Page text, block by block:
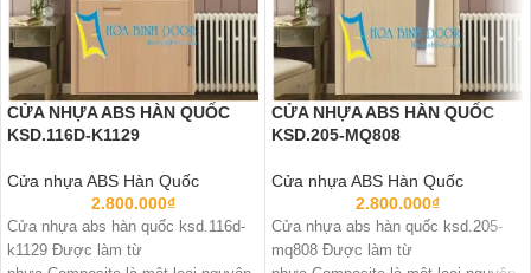
CỬA NHỰA ABS HÀN QUỐC
KSD.116D-K1129
Cửa nhựa ABS Hàn Quốc
2.800.000₫
Cửa nhựa abs hàn quốc ksd.116d-
k1129 Được làm từ
CỬA NHỰA ABS HÀN QUỐC
KSD.205-MQ808
Cửa nhựa ABS Hàn Quốc
2.800.000₫
Cửa nhựa abs hàn quốc ksd.205-
mq808 Được làm từ